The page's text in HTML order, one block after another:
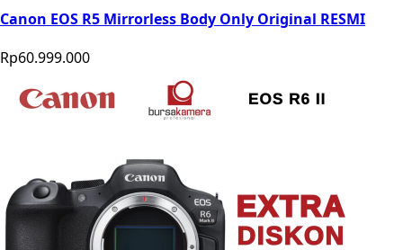
Canon EOS R5 Mirrorless Body Only Original RESMI
Rp60.999.000